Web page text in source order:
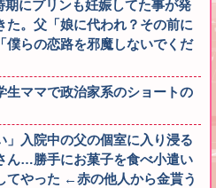
にプリンも妊娠してた事が発
。父「娘に代われ？その前に
僕らの恋路を邪魔しないでくだ
生ママで政治家系のショートの
」入院中の父の個室に入り浸る
ん…勝手にお菓子を食べ小遣い
てやった ←赤の他人から金貰う